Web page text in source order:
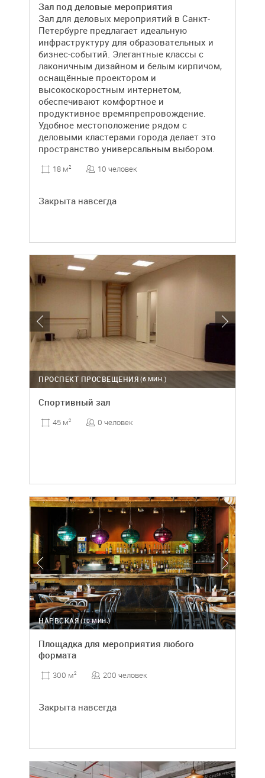
Зал под деловые мероприятия
Зал для деловых мероприятий в Санкт-
Петербурге предлагает идеальную
инфраструктуру для образовательных и
бизнес-событий. Элегантные классы с
лаконичным дизайном и белым кирпичом,
оснащённые проектором и
высокоскоростным интернетом,
обеспечивают комфортное и
продуктивное времяпрепровождение.
Удобное местоположение рядом с
деловыми кластерами города делает это
пространство универсальным выбором.
18 м2 10 человек
Закрыта навсегда
(6 МИН.)
ПРОСПЕКТ ПРОСВЕЩЕНИЯ
Спортивный зал
45 м2 0 человек
(10 МИН.)
НАРВСКАЯ
Площадка для мероприятия любого
формата
300 м2 200 человек
Закрыта навсегда